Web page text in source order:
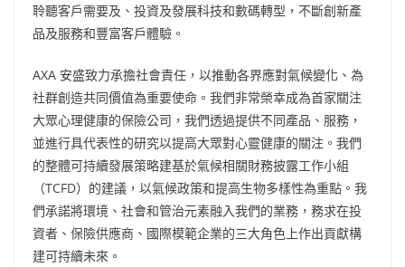
聆聽客戶需要及、投資及發展科技和數碼轉型，不斷創新產
品及服務和豐富客戶體驗。
AXA 安盛致力承擔社會責任，以推動各界應對氣候變化、為
社群創造共同價值為重要使命。我們非常榮幸成為首家關注
大眾心理健康的保險公司，我們透過提供不同產品、服務，
並進行具代表性的研究以提高大眾對心靈健康的關注。我們
的整體可持續發展策略建基於氣候相關財務披露工作小組
（TCFD）的建議，以氣候政策和提高生物多樣性為重點。我
們承諾將環境、社會和管治元素融入我們的業務，務求在投
資者、保險供應商、國際模範企業的三大角色上作出貢獻構
建可持續未來。